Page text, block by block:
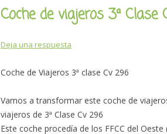
Coche de viajeros 3ª Clase
Deja una respuesta
Coche de Viajeros 3ª clase Cv 296
Vamos a transformar este coche de
viajeros de 3ª Clase Cv 296
Este coche procedía de los FFCC del